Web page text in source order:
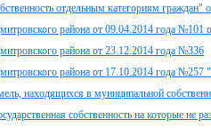
отдельным категориям
района от 09.04.2014 года
района от 23.12.2014 года №336
района от 17.10.2014 года
находящихся в муниципальной
собственность на которые не